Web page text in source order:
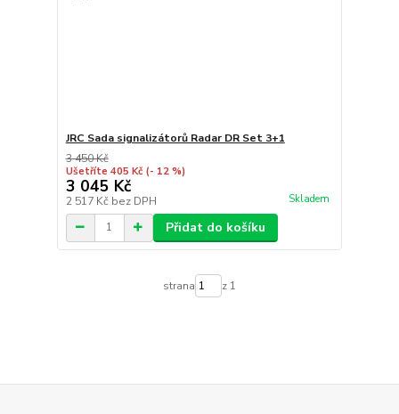
JRC Sada signalizátorů Radar DR Set 3+1
3 450 Kč
Ušetříte 405 Kč (- 12 %)
3 045 Kč
2 517 Kč bez DPH Skladem
Přidat do košíku
strana z 1